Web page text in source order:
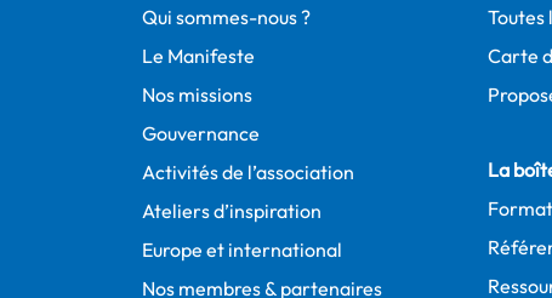
Qui sommes-nous ?
Le Manifeste
Nos missions
Gouvernance
Activités de l’association
Ateliers d’inspiration
Europe et international
Nos membres & partenaires
Toutes
Carte
La